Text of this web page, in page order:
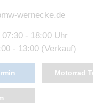
wernecke.de
07:30 - 18:00 Uhr
- 13:00 (Verkauf)
Motorrad